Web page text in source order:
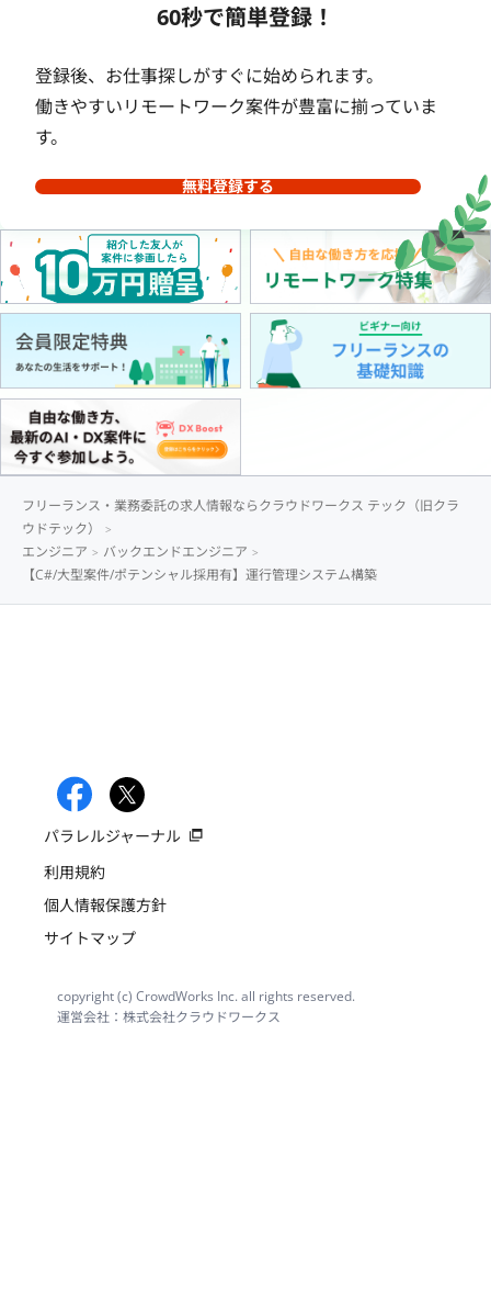
60秒で簡単登録！
登録後、お仕事探しがすぐに始められます。
働きやすいリモートワーク案件が豊富に揃っていま
す。
無料登録する
フリーランス・業務委託の求人情報ならクラウドワークス テック（旧クラ
ウドテック）
エンジニア
バックエンドエンジニア
【C#/大型案件/ポテンシャル採用有】運行管理システム構築
パラレルジャーナル
利用規約
個人情報保護方針
サイトマップ
copyright (c) CrowdWorks Inc. all rights reserved.
運営会社：株式会社クラウドワークス